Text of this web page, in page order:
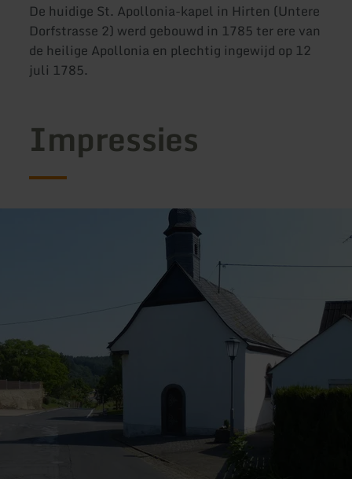
De huidige St. Apollonia-kapel in Hirten (Untere
Dorfstrasse 2) werd gebouwd in 1785 ter ere van
de heilige Apollonia en plechtig ingewijd op 12
juli 1785.
Impressies